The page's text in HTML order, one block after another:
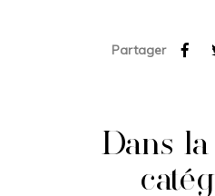
Partager
Dans